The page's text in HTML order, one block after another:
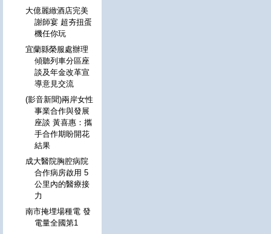
大億麗緻酒店完美
謝師宴 超夯扭蛋
機任你玩
宜蘭縣榮服處辦理
傾聽列車分區座
談及年金改革宣
導意見交流
(影音新聞)兩岸女性
事業合作與發展
座談 黃喜惠：攜
手合作期盼開花
結果
成大醫院胸腔病院
合作病房啟用 5
公里內的醫療接
力
南市掩埋場種電 發
電量全國第1